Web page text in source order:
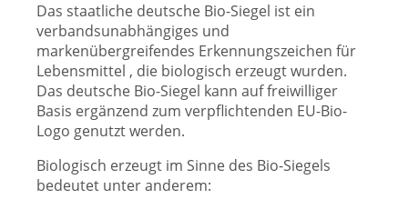
Das staatliche deutsche Bio-Siegel ist ein
verbandsunabhängiges und
markenübergreifendes Erkennungszeichen für
Lebensmittel , die biologisch erzeugt wurden.
Das deutsche Bio-Siegel kann auf freiwilliger
Basis ergänzend zum verpflichtenden EU-Bio-
Logo genutzt werden.
Biologisch erzeugt im Sinne des Bio-Siegels
bedeutet unter anderem: